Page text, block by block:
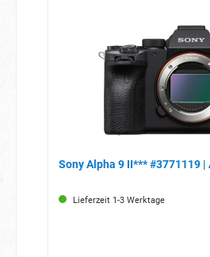
Sony Alpha 9 II*** #3771119 |
Lieferzeit 1-3 Werktage